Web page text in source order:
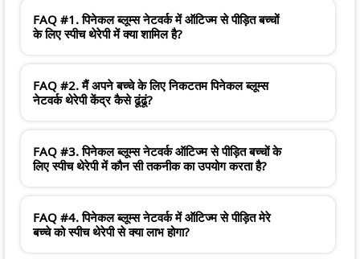
FAQ #1. पिनेकल ब्लूम्स नेटवर्क में ऑटिज्म से पीड़ित बच्चों
के लिए स्पीच थेरेपी में क्या शामिल है?
FAQ #2. मैं अपने बच्चे के लिए निकटतम पिनेकल ब्लूम्स
नेटवर्क थेरेपी केंद्र कैसे ढूंढूं?
FAQ #3. पिनेकल ब्लूम्स नेटवर्क ऑटिज्म से पीड़ित बच्चों के
लिए स्पीच थेरेपी में कौन सी तकनीक का उपयोग करता है?
FAQ #4. पिनेकल ब्लूम्स नेटवर्क में ऑटिज्म से पीड़ित मेरे
बच्चे को स्पीच थेरेपी से क्या लाभ होगा?